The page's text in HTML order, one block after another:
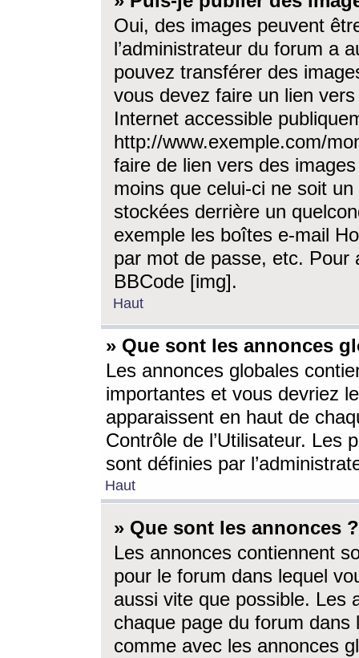
Oui, des images peuvent
l’administrateur du forum a
pouvez transférer des
vous devez faire un lien
Internet accessible
http://www.exemple.com/
faire de lien vers des
moins que celui-ci ne soit
stockées derrière un
exemple les boîtes e-mail
par mot de passe, etc. Pour
BBCode [img].
Haut
» Que sont les annonces
Les annonces globales
importantes et vous devriez
apparaissent en haut de
Contrôle de l’Utilisateur. Les
sont définies par
Haut
» Que sont les annonces ?
Les annonces contiennent
pour le forum dans lequel
aussi vite que possible. Les
chaque page du forum dans
comme avec les annonces